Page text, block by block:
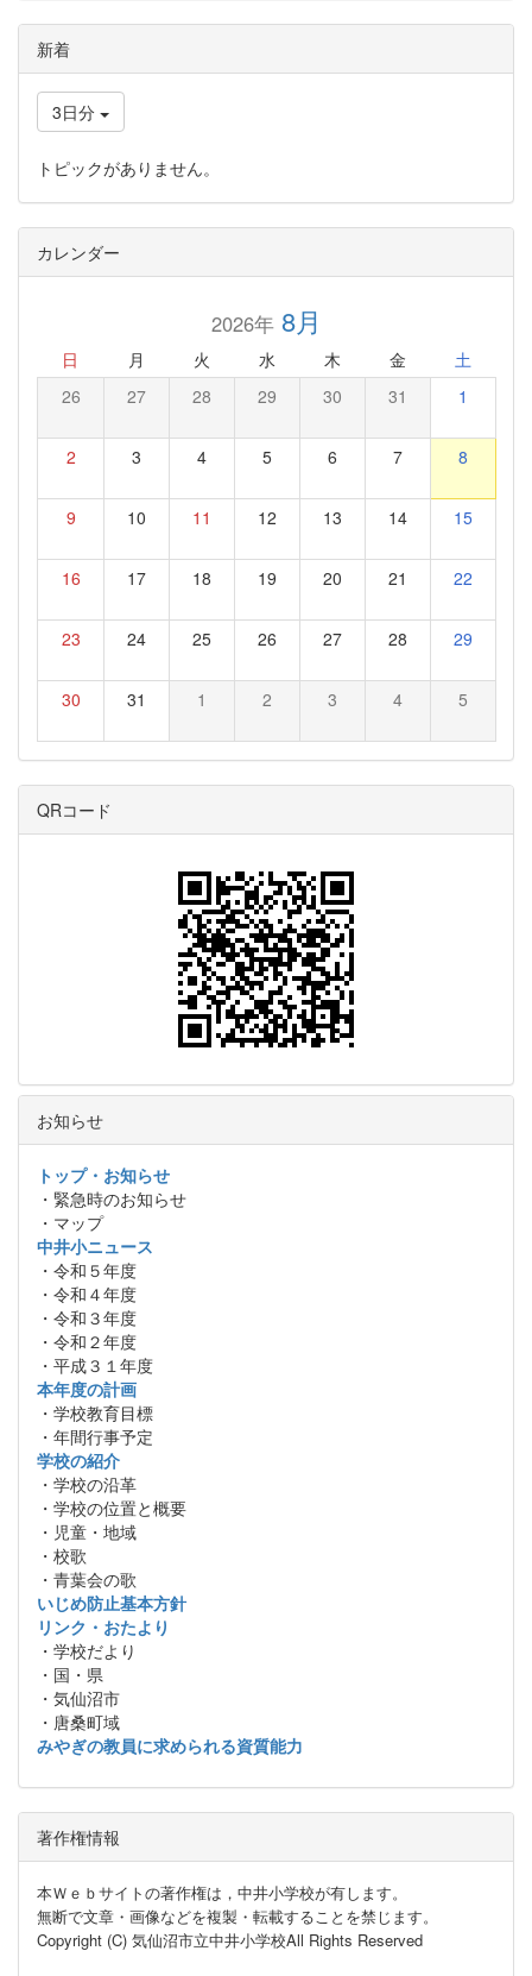
新着
3日分
トピックがありません。
カレンダー
2026年8月
日 月 火 水 木 金 土
26 27 28 29 30 31 1
2 3 4 5 6 7 8
9 10 11 12 13 14 15
16 17 18 19 20 21 22
23 24 25 26 27 28 29
30 31 1 2 3 4 5
QRコード
お知らせ
トップ・お知らせ
・緊急時のお知らせ
・マップ
中井小ニュース
・令和５年度
・令和４年度
・令和３年度
・令和２年度
・平成３１年度
本年度の計画
・学校教育目標
・年間行事予定
学校の紹介
・学校の沿革
・学校の位置と概要
・児童・地域
・校歌
・青葉会の歌
いじめ防止基本方針
リンク・おたより
・学校だより
・国・県
・気仙沼市
・唐桑町域
みやぎの教員に求められる資質能力
著作権情報
本Ｗｅｂサイトの著作権は，中井小学校が有します。
無断で文章・画像などを複製・転載することを禁じます。
Copyright (C) 気仙沼市立中井小学校All Rights Reserved